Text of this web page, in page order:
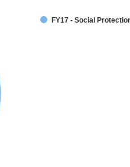
FY17 - Social